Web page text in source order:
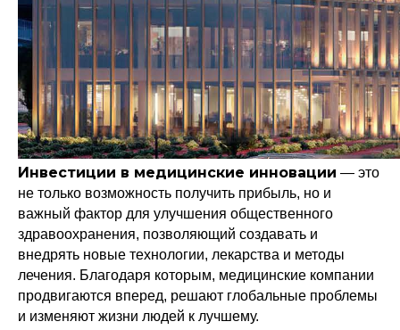
Инвестиции в медицинские инновации — это
не только возможность получить прибыль, но и
важный фактор для улучшения общественного
здравоохранения, позволяющий создавать и
внедрять новые технологии, лекарства и методы
лечения. Благодаря которым, медицинские компании
продвигаются вперед, решают глобальные проблемы
и изменяют жизни людей к лучшему.